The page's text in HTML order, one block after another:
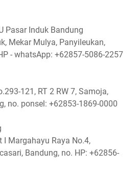
Pasar Induk Bandung
Mekar Mulya, Panyileukan,
- whatsApp: +62857-5086-2257
121, RT 2 RW 7, Samoja,
no. ponsel: +62853-1869-0000
Margahayu Raya No.4,
Bandung, no. HP: +62856-